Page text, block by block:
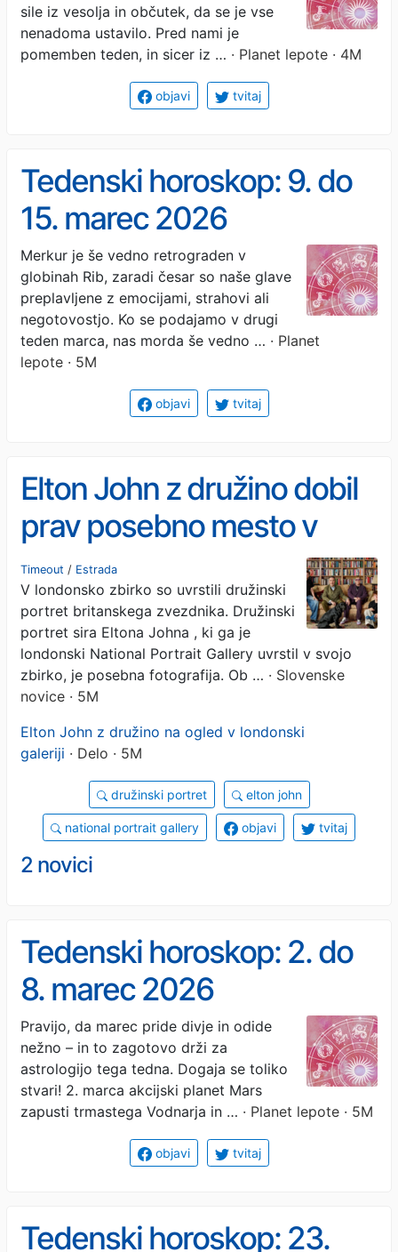
sile iz vesolja in občutek, da se je vse
nenadoma ustavilo. Pred nami je
pomemben teden, in sicer iz … · Planet lepote · 4M
objavi tvitaj
Tedenski horoskop: 9. do
15. marec 2026
Merkur je še vedno retrograden v
globinah Rib, zaradi česar so naše glave
preplavljene z emocijami, strahovi ali
negotovostjo. Ko se podajamo v drugi
teden marca, nas morda še vedno … · Planet
lepote · 5M
objavi tvitaj
Elton John z družino dobil
prav posebno mesto v
galeriji
Timeout / Estrada
V londonsko zbirko so uvrstili družinski
portret britanskega zvezdnika. Družinski
portret sira Eltona Johna , ki ga je
londonski National Portrait Gallery uvrstil v svojo
zbirko, je posebna fotografija. Ob … · Slovenske
novice · 5M
Elton John z družino na ogled v londonski
galeriji · Delo · 5M
družinski portret elton john
national portrait gallery objavi tvitaj
2 novici
Tedenski horoskop: 2. do
8. marec 2026
Pravijo, da marec pride divje in odide
nežno – in to zagotovo drži za
astrologijo tega tedna. Dogaja se toliko
stvari! 2. marca akcijski planet Mars
zapusti trmastega Vodnarja in … · Planet lepote · 5M
objavi tvitaj
Tedenski horoskop: 23.